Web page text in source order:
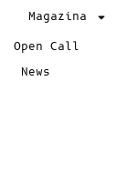
Magazina
Open Call
News